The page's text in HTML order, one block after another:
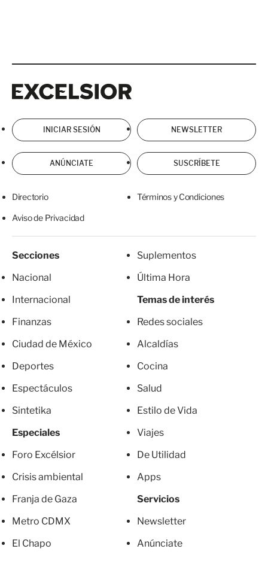
INICIAR SESIÓN NEWSLETTER
ANÚNCIATE SUSCRÍBETE
Directorio Términos y Condiciones
Aviso de Privacidad
Secciones
Nacional
Internacional
Finanzas
Ciudad de México
Deportes
Espectáculos
Sintetika
Especiales
Foro Excélsior
Crisis ambiental
Franja de Gaza
Metro CDMX
El Chapo
Suplementos
Última Hora
Temas de interés
Redes sociales
Alcaldías
Cocina
Salud
Estilo de Vida
Viajes
De Utilidad
Apps
Servicios
Newsletter
Anúnciate